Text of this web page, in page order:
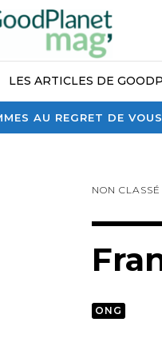
AU REGRET DE
LES ARTICLES DE
NON CLASSÉ
ONG